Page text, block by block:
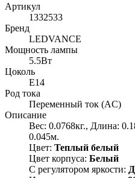
Артикул
1332533
Бренд
LEDVANCE
Мощность лампы
5.5Вт
Цоколь
E14
Род тока
Переменный ток (AC)
Описание
Вес: 0.0768кг., Длина:
0.045м.
Цвет: Теплый белый
Цвет корпуса: Белый
С регулятором яркости: